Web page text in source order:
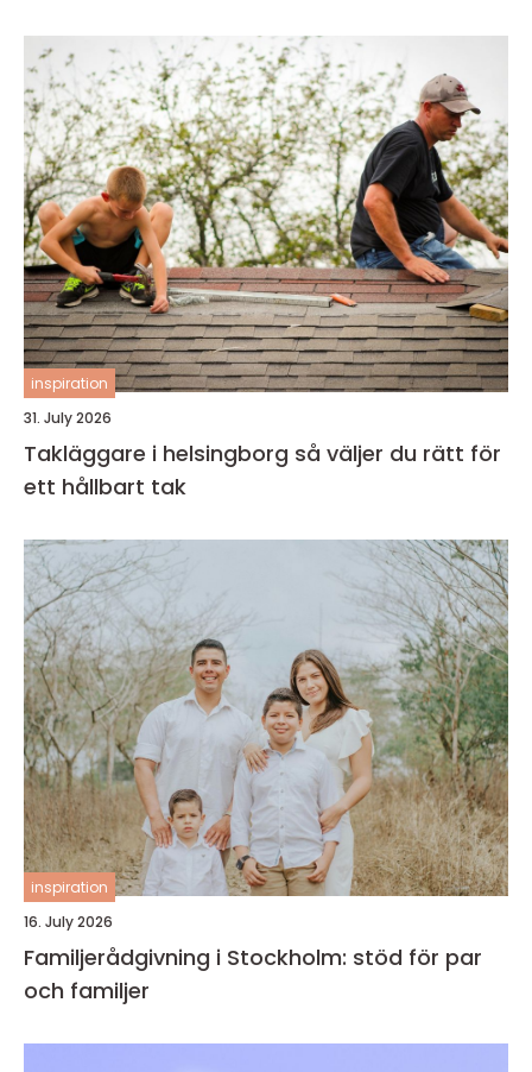
inspiration
31. July 2026
Takläggare i helsingborg så väljer du rätt för
ett hållbart tak
inspiration
16. July 2026
Familjerådgivning i Stockholm: stöd för par
och familjer